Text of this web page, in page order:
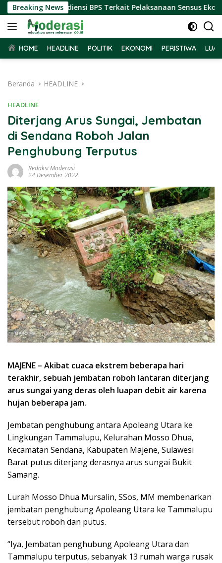
Langsung
ke
konten
Breaking News
Terima Audiensi BPS Terkait Pelaksanaan Sensus Ekonomi
HOME HEADLINE POLITIK EKONOMI PERISTIWA
Beranda HEADLINE
HEADLINE
Diterjang Arus Sungai, Jembatan
di Sendana Roboh Jalan
Penghubung Terputus
Redaksi Moderasi
24 Desember 2022
MAJENE – Akibat cuaca ekstrem beberapa hari
terakhir, sebuah jembatan roboh lantaran diterjang
arus sungai yang deras oleh luapan debit air karena
hujan beberapa jam.
Jembatan penghubung antara Apoleang Utara ke
Lingkungan Tammalupu, Kelurahan Mosso Dhua,
Kecamatan Sendana, Kabupaten Majene, Sulawesi
Barat putus diterjang derasnya arus sungai Bukit
Samang.
Lurah Mosso Dhua Mursalin, SSos, MM membenarkan
jembatan penghubung Apoleang Utara ke Tammalupu
tersebut roboh dan putus.
“Iya, Jembatan penghubung Apoleang Utara dan
Tammalupu terputus, sebanyak 13 rumah warga rusak